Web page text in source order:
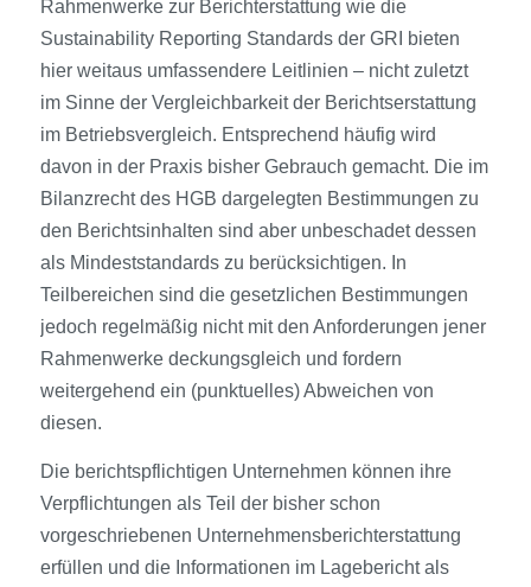
Rahmenwerke zur Berichterstattung wie die
Sustainability Reporting Standards der GRI bieten
hier weitaus umfassendere Leitlinien – nicht zuletzt
im Sinne der Vergleichbarkeit der Berichtserstattung
im Betriebsvergleich. Entsprechend häufig wird
davon in der Praxis bisher Gebrauch gemacht. Die im
Bilanzrecht des HGB dargelegten Bestimmungen zu
den Berichtsinhalten sind aber unbeschadet dessen
als Mindeststandards zu berücksichtigen. In
Teilbereichen sind die gesetzlichen Bestimmungen
jedoch regelmäßig nicht mit den Anforderungen jener
Rahmenwerke deckungsgleich und fordern
weitergehend ein (punktuelles) Abweichen von
diesen.
Die berichtspflichtigen Unternehmen können ihre
Verpflichtungen als Teil der bisher schon
vorgeschriebenen Unternehmensberichterstattung
erfüllen und die Informationen im Lagebericht als